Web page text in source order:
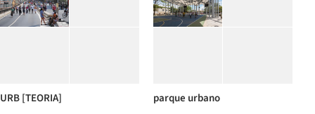
URB [TEORIA] parque urbano